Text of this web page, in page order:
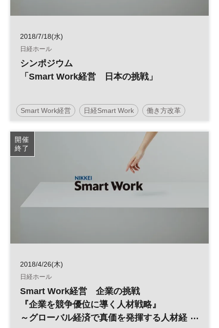
2018/7/18(水)
日経ホール
シンポジウム
「Smart Work経営 日本の挑戦」
Smart Work経営 日経Smart Work 働き方改革
開催
終了
2018/4/26(木)
日経ホール
Smart Work経営 企業の挑戦
『企業を競争優位に導く人材戦略』
～グローバル経済で真価を発揮する人材経